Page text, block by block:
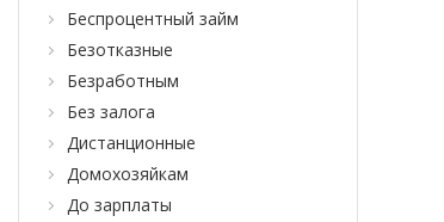
Беспроцентный займ
Безотказные
Безработным
Без залога
Дистанционные
Домохозяйкам
До зарплаты